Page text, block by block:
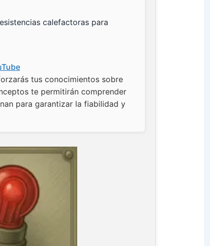
calefactoras para
tus conocimientos sobre
te permitirán comprender
para garantizar la fiabilidad y